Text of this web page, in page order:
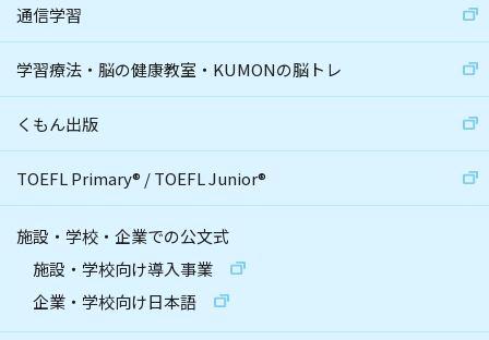
通信学習
学習療法・脳の健康教室・KUMONの脳トレ
くもん出版
TOEFL Primary® /TOEFL Junior®
施設・学校・企業での公文式
施設・学校向け導入事業
企業・学校向け日本語